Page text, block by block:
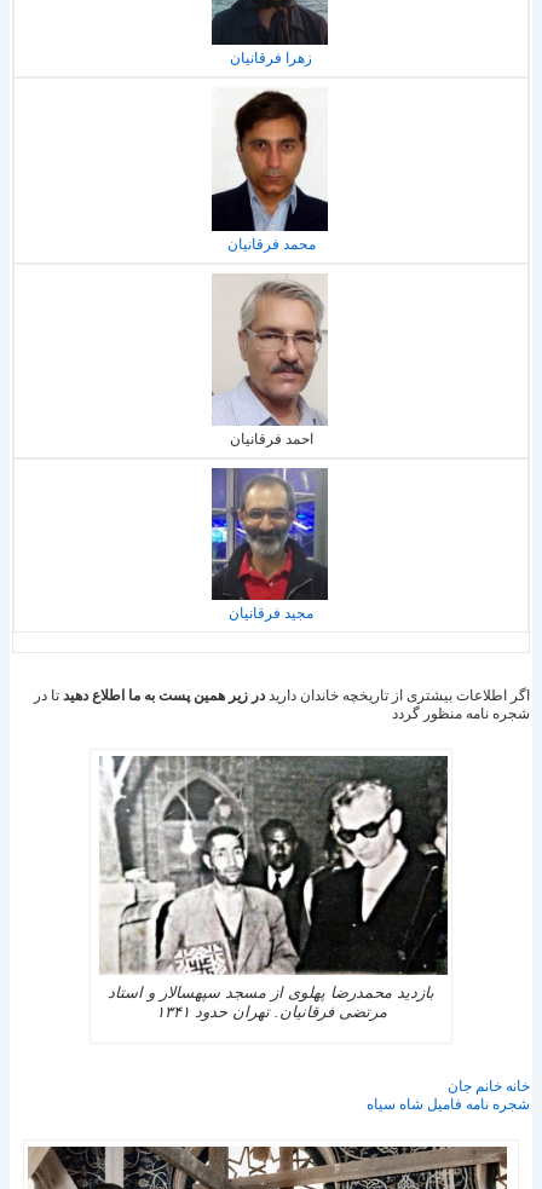
زهرا فرقانيان
محمد فرقانيان
احمد فرقانيان
مجيد فرقانيان
اگر اطلاعات بیشتری از تاریخچه خاندان دارید در زیر همین پست به ما اطلاع دهید تا در
شجره نامه منظور گردد
بازدید محمدرضا پهلوی از مسجد سپهسالار و استاد
مرتضی فرقانیان. تهران حدود ۱۳۴۱
خانه خانم جان
شجره نامه فاميل شاه سياه